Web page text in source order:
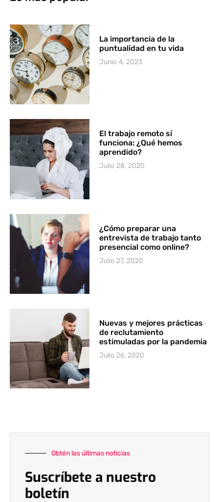
La importancia de la
puntualidad en tu vida
Junio 4, 2023
El trabajo remoto sí
funciona: ¿Qué hemos
aprendido?
Julio 28, 2020
¿Cómo preparar una
entrevista de trabajo tanto
presencial como online?
Julio 27, 2020
Nuevas y mejores prácticas
de reclutamiento
estimuladas por la pandemia
Julio 26, 2020
Obtén las últimas noticias
Suscríbete a nuestro
boletín